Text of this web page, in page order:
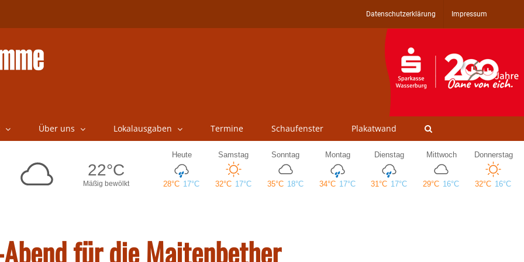
Datenschutzerklärung Impressum
Über uns Lokalausgaben Termine Schaufenster Plakatwand
für die Maitenbether